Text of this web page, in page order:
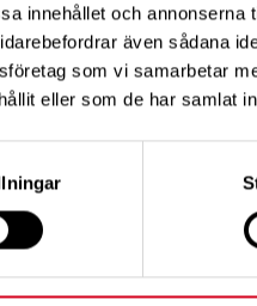
innehållet och annonserna
även sådana
som vi samarbetar
eller som de har samlat
dörren till vänster om
kr.